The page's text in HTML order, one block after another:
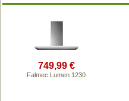
749,99 €
Falmec Lumen 1230